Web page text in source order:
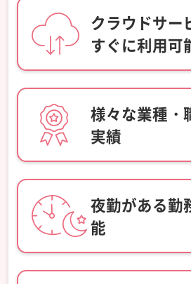
クラウドサー
すぐに利用可
様々な業種・
実績
夜勤がある勤
能